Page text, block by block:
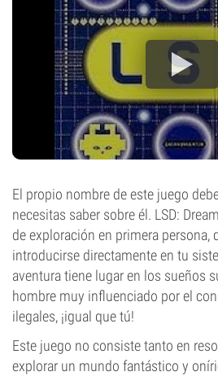
El propio nombre de este juego
necesitas saber sobre él. LSD:
de exploración en primera persona,
introducirse directamente en tu
aventura tiene lugar en los sueños
hombre muy influenciado por el
ilegales, ¡igual que tú!
Este juego no consiste tanto en
explorar un mundo fantástico y